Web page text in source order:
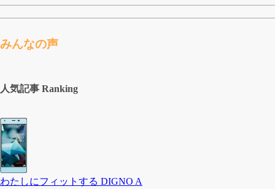
みんなの声
人気記事 Ranking
わたしにフィットする DIGNO A